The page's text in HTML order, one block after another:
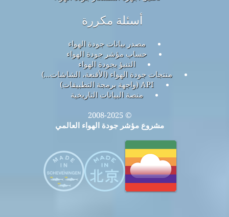
أسئلة مكررة
مصدر بيانات جودة الهواء
حساب مؤشر جودة الهواء
التنبؤ بجودة الهواء
منتجات جودة الهواء (الأقنعة، الشاشات...)
API (واجهة برمجة التطبيقات)
منصة البيانات التاريخية
© 2008-2025
مشروع مؤشر جودة الهواء العالمي